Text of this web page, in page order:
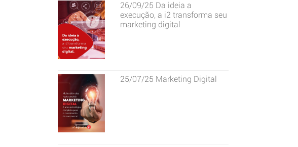
26/09/25 Da ideia a
execução, a i2 transforma seu
marketing digital
25/07/25 Marketing Digital